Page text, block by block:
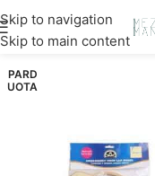
Skip to navigation
Skip to main content
PARD
UOTA